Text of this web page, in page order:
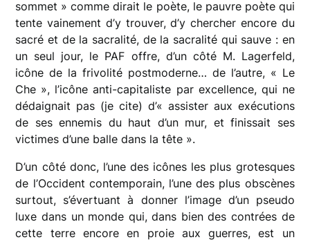
sommet » comme dirait le poète, le pauvre poète qui
tente vainement d’y trouver, d’y chercher encore du
sacré et de la sacralité, de la sacralité qui sauve : en
un seul jour, le PAF offre, d’un côté M. Lagerfeld,
icône de la frivolité postmoderne… de l’autre, « Le
Che », l’icône anti-capitaliste par excellence, qui ne
dédaignait pas (je cite) d’« assister aux exécutions
de ses ennemis du haut d’un mur, et finissait ses
victimes d’une balle dans la tête ».
D’un côté donc, l’une des icônes les plus grotesques
de l’Occident contemporain, l’une des plus obscènes
surtout, s’évertuant à donner l’image d’un pseudo
luxe dans un monde qui, dans bien des contrées de
cette terre encore en proie aux guerres, est un